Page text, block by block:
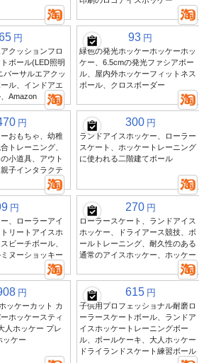
円
クッションフロ
ボール(LED照明
バーサルエアクッ
ル、インドアエ
Amazon
93 円
緑色の発光ホッケーホッケーホッ
ケー、6.5cmの発光ファシアボー
ル、屋内外ホッケーフィットネス
ボール、クロスボーダー
円
おもちゃ、幼稚
トレーニング、
小道具、アウト
子インタラクテ
300 円
ランドアイスホッケー、ローラー
スケート、ホッケートレーニング
に使われる二階建てボール
円
、ローラーアイ
リートアイスホ
ビーチボール、
ヌーショッキー
270 円
ローラースケート、ランドアイス
ホッケー、ドライアース競技、ボ
ールトレーニング、耐久性のある
通常のアイスホッケー、ホッケー
円
ッケーカット カ
ホッケースティ
人ホッケー プレ
ッケー
615 円
子供用プロフェッショナル耐磨ロ
ーラースケートボール、ランドア
イスホッケートレーニングボー
ル、ボールケーキ、大人ホッケー
ドライランドスケート練習ボール